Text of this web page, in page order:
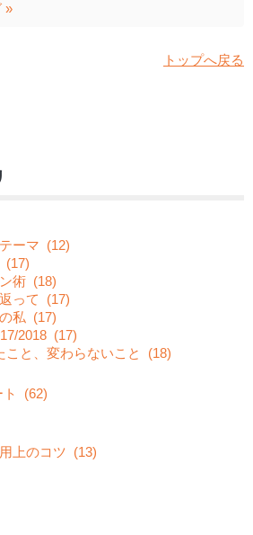
»
トップへ戻る
ーマ (12)
(17)
術 (18)
って
(17)
私 (17)
2018 (17)
こと、変わらないこと
(18)
(62)
上のコツ (13)